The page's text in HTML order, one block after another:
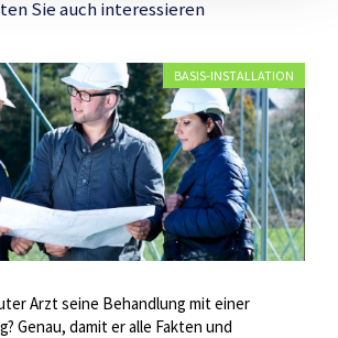
Sie auch interessieren
BASIS-INSTALLATION
Arzt seine Behandlung mit einer
Genau, damit er alle Fakten und